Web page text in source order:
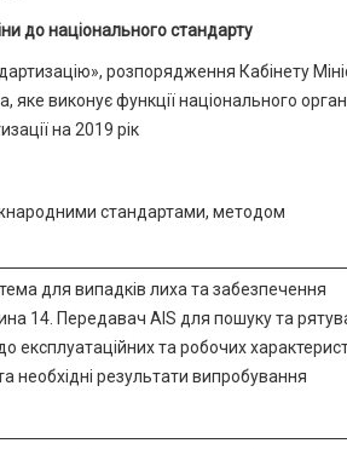
до національного стандарту
розпорядження Кабінету
виконує функції національного
на 2019 рік
стандартами, методом
для випадків лиха та забезпечення
14. Передавач AIS для пошуку та
експлуатаційних та робочих
необхідні результати випробування